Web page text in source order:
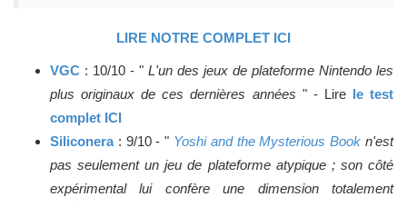
LIRE NOTRE COMPLET ICI
VGC : 10/10 - " L'un des jeux de plateforme Nintendo les
plus originaux de ces dernières années " - Lire le test
complet ICI
Siliconera : 9/10 - " Yoshi and the Mysterious Book n'est
pas seulement un jeu de plateforme atypique ; son côté
expérimental lui confère une dimension totalement